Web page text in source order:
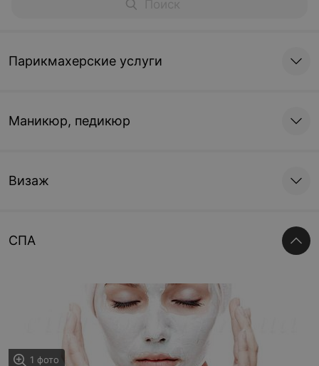
Парикмахерские услуги
Маникюр, педикюр
Визаж
СПА
1 фото